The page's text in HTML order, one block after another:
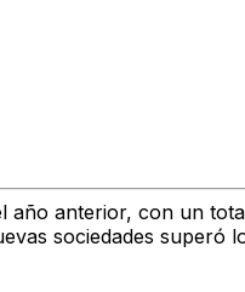
año anterior, con un
sociedades superó